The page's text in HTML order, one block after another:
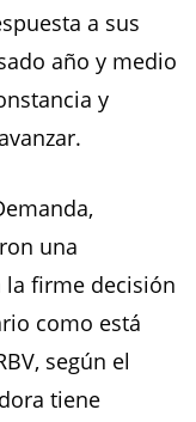
a sus
año y medio
y
una
la firme decisión
como está
según el
tiene